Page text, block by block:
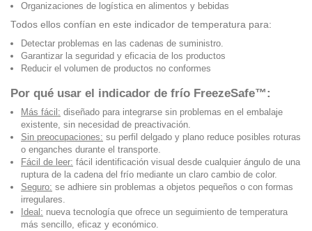
Organizaciones de logística en alimentos y bebidas
Todos ellos confían en este indicador de temperatura para:
Detectar problemas en las cadenas de suministro.
Garantizar la seguridad y eficacia de los productos
Reducir el volumen de productos no conformes
Por qué usar el indicador de frío FreezeSafe™:
Más fácil: diseñado para integrarse sin problemas en el embalaje
existente, sin necesidad de preactivación.
Sin preocupaciones: su perfil delgado y plano reduce posibles roturas
o enganches durante el transporte.
Fácil de leer: fácil identificación visual desde cualquier ángulo de una
ruptura de la cadena del frío mediante un claro cambio de color.
Seguro: se adhiere sin problemas a objetos pequeños o con formas
irregulares.
Ideal: nueva tecnología que ofrece un seguimiento de temperatura
más sencillo, eficaz y económico.